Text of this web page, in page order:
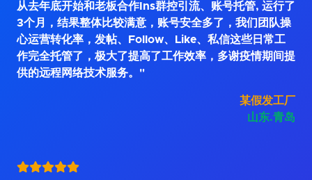
从去年底开始和老板合作Ins群控引流、账号托管, 运行了
3个月，结果整体比较满意，账号安全多了，我们团队操
心运营转化率，发帖、Follow、Like、私信这些日常工
作完全托管了，极大了提高了工作效率，多谢疫情期间提
供的远程网络技术服务。"
某假发工厂
山东.青岛